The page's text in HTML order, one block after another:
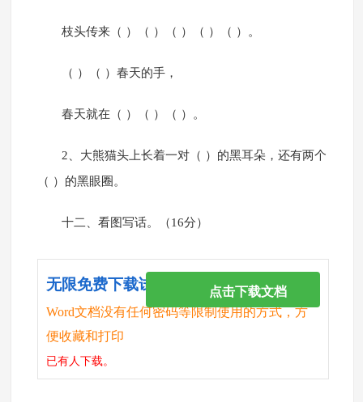
枝头传来（ ）（ ）（ ）（ ）（ ）。
（ ）（ ）春天的手，
春天就在（ ）（ ）（ ）。
2、大熊猫头上长着一对（ ）的黑耳朵，还有两个
（ ）的黑眼圈。
十二、看图写话。（16分）
无限免费下载试卷
Word文档没有任何密码等限制使用的方式，方
便收藏和打印
已有人下载。
点击下载文档